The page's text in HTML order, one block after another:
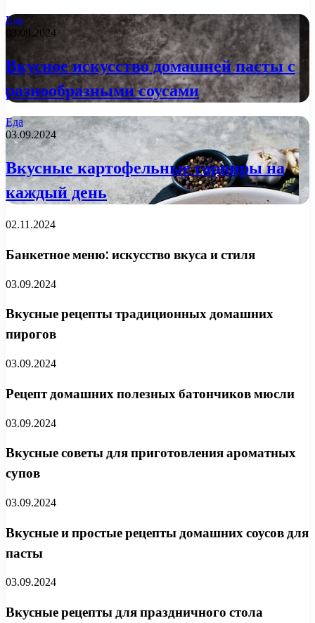
Еда
03.09.2024
Вкусное искусство домашней пасты с
разнообразными соусами
Еда
03.09.2024
Вкусные картофельные гарниры на
каждый день
02.11.2024
Банкетное меню: искусство вкуса и стиля
03.09.2024
Вкусные рецепты традиционных домашних
пирогов
03.09.2024
Рецепт домашних полезных батончиков мюсли
03.09.2024
Вкусные советы для приготовления ароматных
супов
03.09.2024
Вкусные и простые рецепты домашних соусов для
пасты
03.09.2024
Вкусные рецепты для праздничного стола